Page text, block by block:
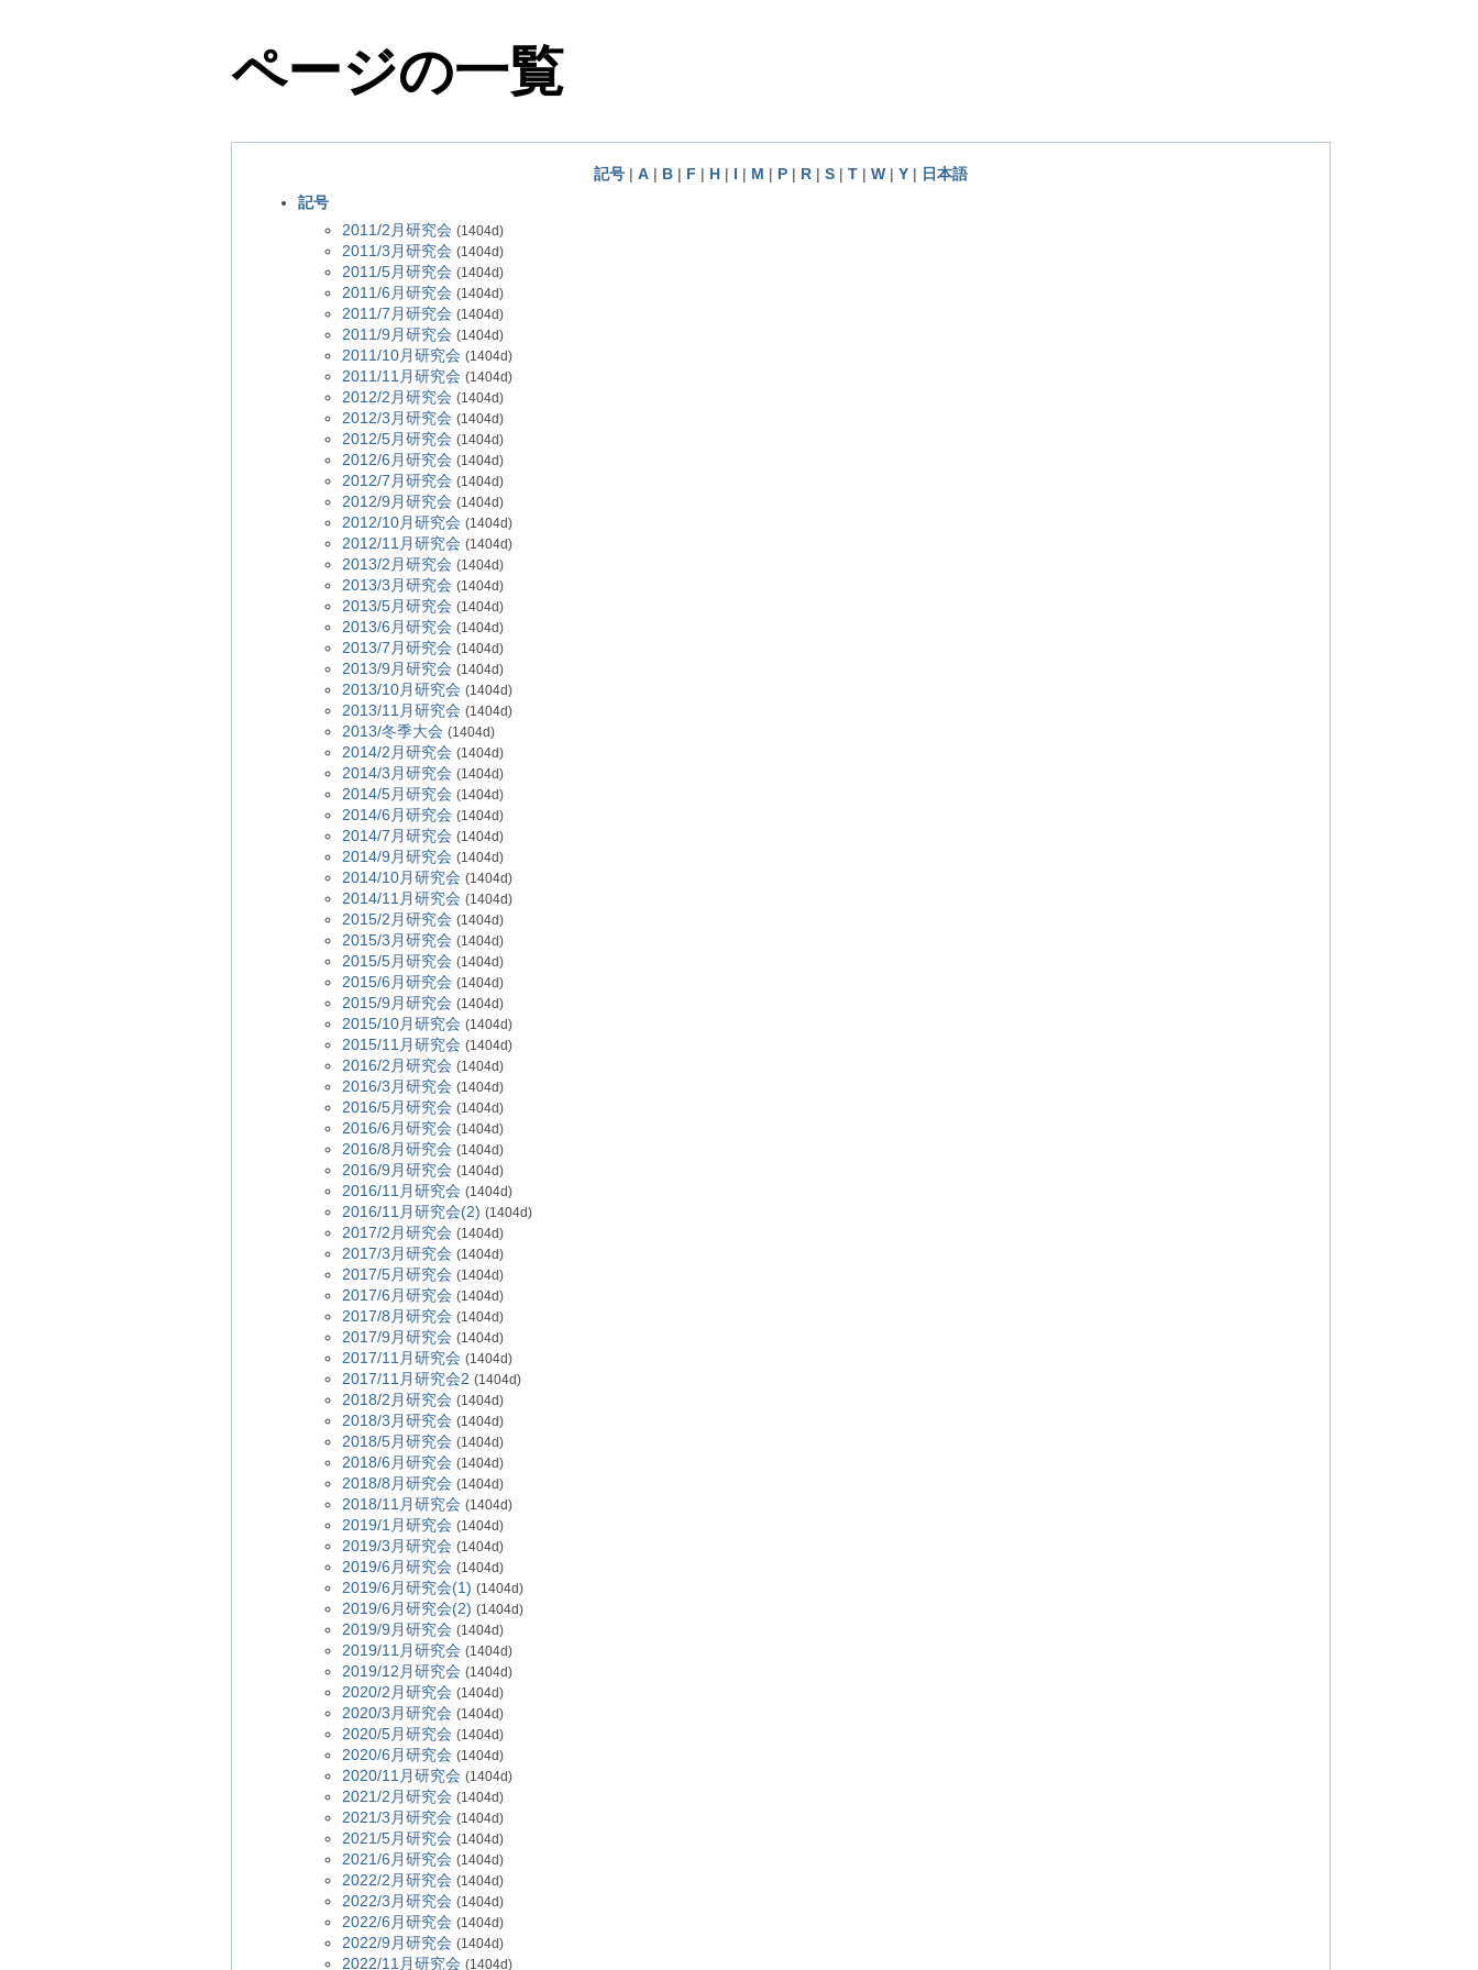
ページの一覧
記号| A| B| F | H| I | M | P| R| S| T| W| Y| 日本語
記号
2011/2月研究会 (1404d)
2011/3月研究会 (1404d)
2011/5月研究会 (1404d)
2011/6月研究会 (1404d)
2011/7月研究会 (1404d)
2011/9月研究会 (1404d)
2011/10月研究会 (1404d)
2011/11月研究会 (1404d)
2012/2月研究会 (1404d)
2012/3月研究会 (1404d)
2012/5月研究会 (1404d)
2012/6月研究会 (1404d)
2012/7月研究会 (1404d)
2012/9月研究会 (1404d)
2012/10月研究会 (1404d)
2012/11月研究会 (1404d)
2013/2月研究会 (1404d)
2013/3月研究会 (1404d)
2013/5月研究会 (1404d)
2013/6月研究会 (1404d)
2013/7月研究会 (1404d)
2013/9月研究会 (1404d)
2013/10月研究会 (1404d)
2013/11月研究会 (1404d)
2013/冬季大会 (1404d)
2014/2月研究会 (1404d)
2014/3月研究会 (1404d)
2014/5月研究会 (1404d)
2014/6月研究会 (1404d)
2014/7月研究会 (1404d)
2014/9月研究会 (1404d)
2014/10月研究会 (1404d)
2014/11月研究会 (1404d)
2015/2月研究会 (1404d)
2015/3月研究会 (1404d)
2015/5月研究会 (1404d)
2015/6月研究会 (1404d)
2015/9月研究会 (1404d)
2015/10月研究会 (1404d)
2015/11月研究会 (1404d)
2016/2月研究会 (1404d)
2016/3月研究会 (1404d)
2016/5月研究会 (1404d)
2016/6月研究会 (1404d)
2016/8月研究会 (1404d)
2016/9月研究会 (1404d)
2016/11月研究会 (1404d)
2016/11月研究会(2) (1404d)
2017/2月研究会 (1404d)
2017/3月研究会 (1404d)
2017/5月研究会 (1404d)
2017/6月研究会 (1404d)
2017/8月研究会 (1404d)
2017/9月研究会 (1404d)
2017/11月研究会 (1404d)
2017/11月研究会2 (1404d)
2018/2月研究会 (1404d)
2018/3月研究会 (1404d)
2018/5月研究会 (1404d)
2018/6月研究会 (1404d)
2018/8月研究会 (1404d)
2018/11月研究会 (1404d)
2019/1月研究会 (1404d)
2019/3月研究会 (1404d)
2019/6月研究会 (1404d)
2019/6月研究会(1) (1404d)
2019/6月研究会(2) (1404d)
2019/9月研究会 (1404d)
2019/11月研究会 (1404d)
2019/12月研究会 (1404d)
2020/2月研究会 (1404d)
2020/3月研究会 (1404d)
2020/5月研究会 (1404d)
2020/6月研究会 (1404d)
2020/11月研究会 (1404d)
2021/2月研究会 (1404d)
2021/3月研究会 (1404d)
2021/5月研究会 (1404d)
2021/6月研究会 (1404d)
2022/2月研究会 (1404d)
2022/3月研究会 (1404d)
2022/6月研究会 (1404d)
2022/9月研究会 (1404d)
2022/11月研究会 (1404d)